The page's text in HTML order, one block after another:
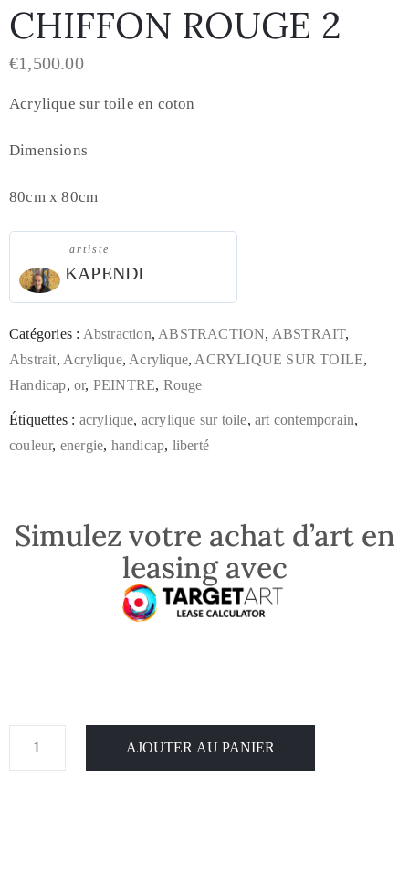
CHIFFON ROUGE 2
€1,500.00
Acrylique sur toile en coton
Dimensions
80cm x 80cm
artiste
KAPENDI
Catégories : Abstraction, ABSTRACTION, ABSTRAIT,
Abstrait, Acrylique, Acrylique, ACRYLIQUE SUR TOILE,
Handicap,or, PEINTRE, Rouge
Étiquettes : acrylique, acrylique sur toile,art contemporain,
couleur, energie, handicap, liberté
Simulez votre achat d’art en
leasing avec
AJOUTER AU PANIER